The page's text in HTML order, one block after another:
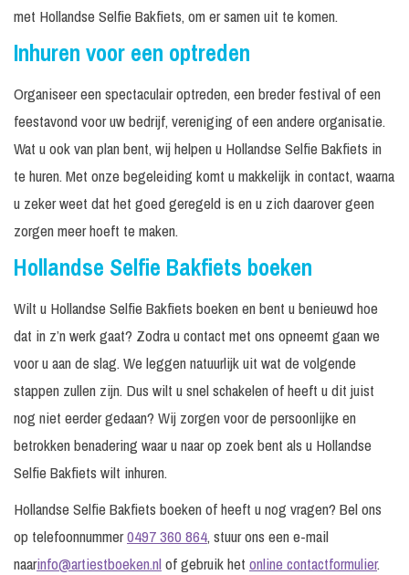
met Hollandse Selfie Bakfiets, om er samen uit te komen.
Inhuren voor een optreden
Organiseer een spectaculair optreden, een breder festival of een
feestavond voor uw bedrijf, vereniging of een andere organisatie.
Wat u ook van plan bent, wij helpen u Hollandse Selfie Bakfiets in
te huren. Met onze begeleiding komt u makkelijk in contact, waarna
u zeker weet dat het goed geregeld is en u zich daarover geen
zorgen meer hoeft te maken.
Hollandse Selfie Bakfiets boeken
Wilt u Hollandse Selfie Bakfiets boeken en bent u benieuwd hoe
dat in z’n werk gaat? Zodra u contact met ons opneemt gaan we
voor u aan de slag. We leggen natuurlijk uit wat de volgende
stappen zullen zijn. Dus wilt u snel schakelen of heeft u dit juist
nog niet eerder gedaan? Wij zorgen voor de persoonlijke en
betrokken benadering waar u naar op zoek bent als u Hollandse
Selfie Bakfiets wilt inhuren.
Hollandse Selfie Bakfiets boeken of heeft u nog vragen? Bel ons
op telefoonnummer0497 360 864, stuur ons een e-mail
naarinfo@artiestboeken.nlof gebruik het online contactformulier.